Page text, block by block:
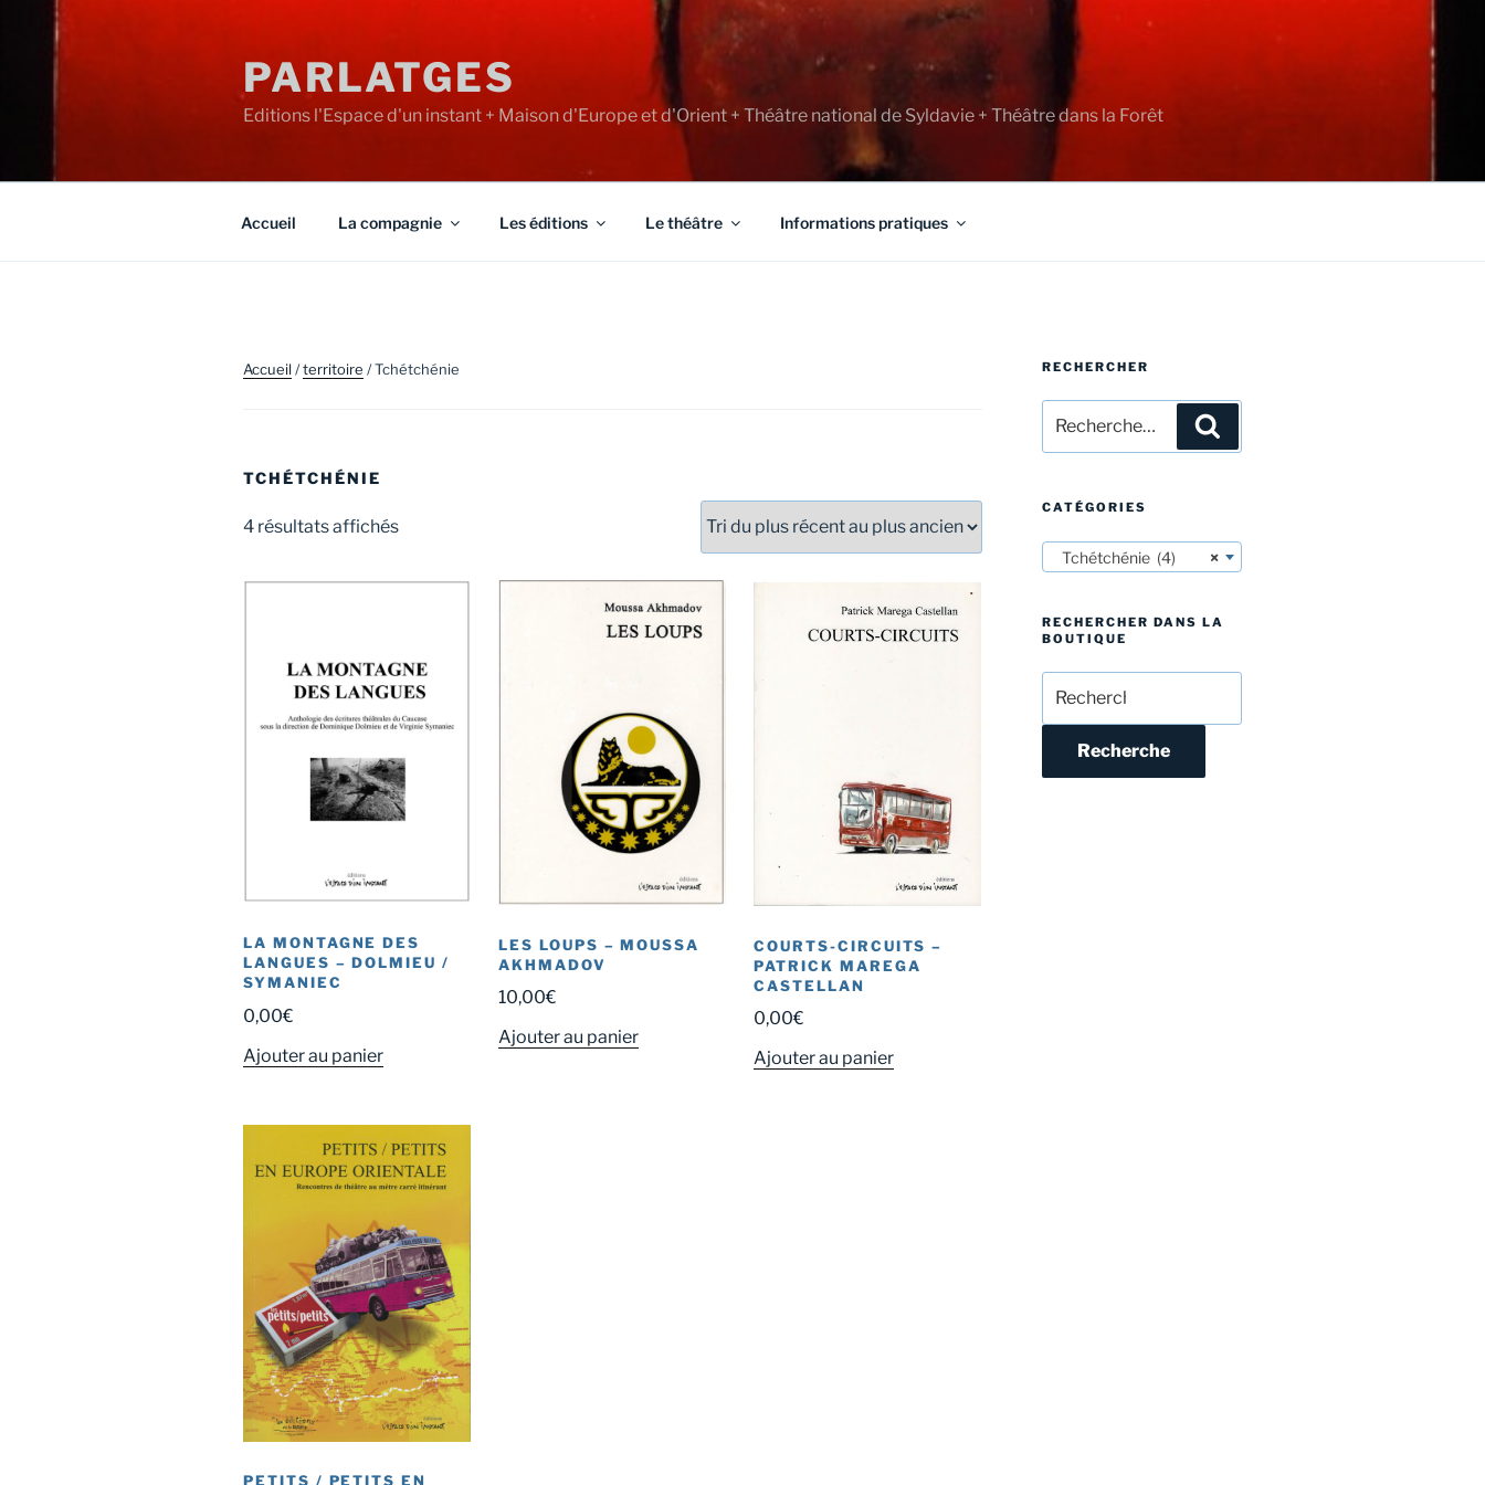
contenu
PARLATGES
Editions l'Espace d'un instant + Maison d'Europe et d'Orient + Théâtre national de Syldavie + Théâtre dans la Forêt
Accueil La compagnie Les éditions Le théâtre Informations pratiques
Accueil/territoire / Tchétchénie
TCHÉTCHÉNIE
4 résultats affichésTrié
plus
plus
ancien
LA MONTAGNE DES
LANGUES – DOLMIEU /
SYMANIEC
0,00€
Ajouter au panier
LES LOUPS – MOUSSA
AKHMADOV
10,00€
Ajouter au panier
COURTS-CIRCUITS –
PATRICK MAREGA
CASTELLAN
0,00€
Ajouter au panier
PETITS / PETITS EN
RECHERCHER
pour
:
CATÉGORIES
×
Tchétchénie (4)
RECHERCHER DANS LA
BOUTIQUE
pour :
Recherche